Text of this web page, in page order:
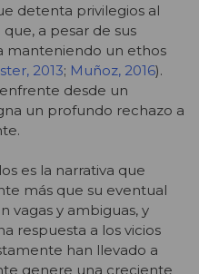
detenta privilegios al
a pesar de sus
manteniendo un ethos
2013; Muñoz, 2016).
desde un
un profundo rechazo a
es la narrativa que
más que su eventual
vagas y ambiguas, y
respuesta a los vicios
han llevado a
genere una creciente